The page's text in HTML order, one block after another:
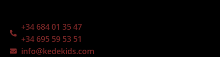
+34 684 01 35 47
+34 695 59 53 51
info@kedekids.com